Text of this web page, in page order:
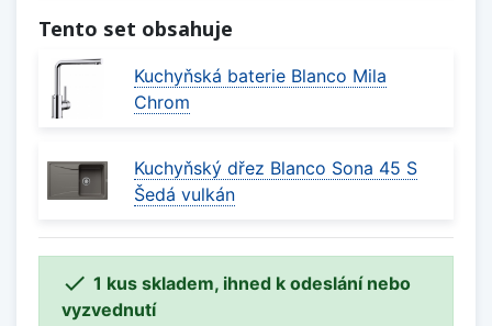
Tento set obsahuje
Kuchyňská baterie Blanco Mila
Chrom
Kuchyňský dřez Blanco Sona 45 S
Šedá vulkán
 1 kus skladem, ihned k odeslání nebo
vyzvednutí